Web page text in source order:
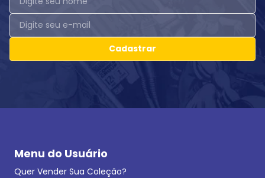
Cadastrar
Menu do Usuário
Quer Vender Sua Coleção?